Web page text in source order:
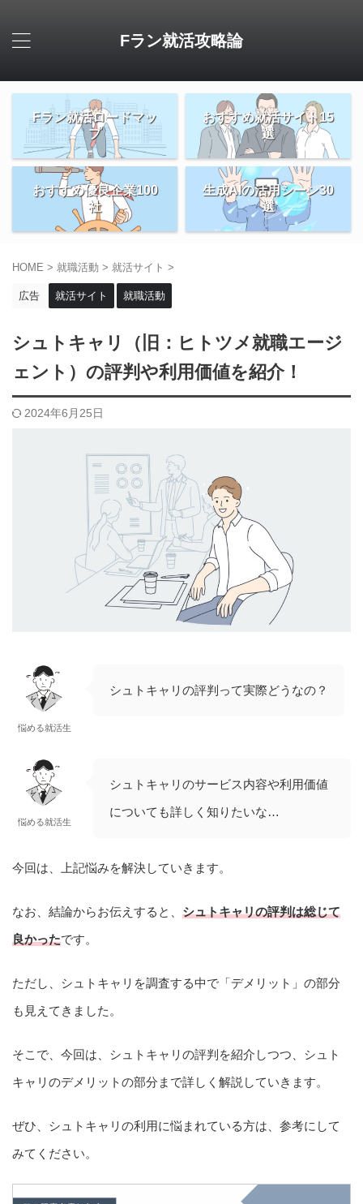
Fラン就活攻略論
Fラン就活ロードマッ
プ
おすすめ就活サイト15
選
おすすめ優良企業100
社
生成AIの活用シーン30
選
HOME > 就職活動 > 就活サイト >
広告 就活サイト 就職活動
シュトキャリ（旧：ヒトツメ就職エージ
ェント）の評判や利用価値を紹介！
2024年6月25日
悩める就活生
シュトキャリの評判って実際どうなの？
悩める就活生
シュトキャリのサービス内容や利用価値
についても詳しく知りたいな…
今回は、上記悩みを解決していきます。
なお、結論からお伝えすると、 シュトキャリの評判は総じて
良かったです。
ただし、シュトキャリを調査する中で「デメリット」の部分
も見えてきました。
そこで、今回は、シュトキャリの評判を紹介しつつ、シュト
キャリのデメリットの部分まで詳しく解説していきます。
ぜひ、シュトキャリの利用に悩まれている方は、参考にして
みてください。